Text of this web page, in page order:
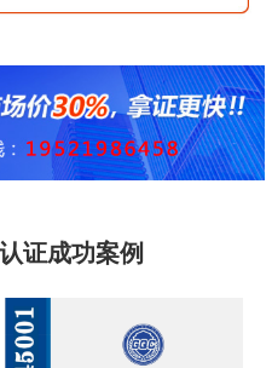
证成功案例